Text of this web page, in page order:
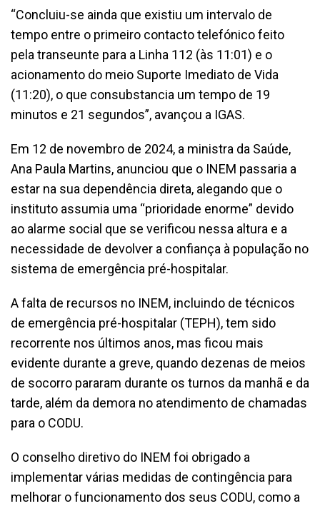
“Concluiu-se ainda que existiu um intervalo de
tempo entre o primeiro contacto telefónico feito
pela transeunte para a Linha 112 (às 11:01) e o
acionamento do meio Suporte Imediato de Vida
(11:20), o que consubstancia um tempo de 19
minutos e 21 segundos”, avançou a IGAS.
Em 12 de novembro de 2024, a ministra da Saúde,
Ana Paula Martins, anunciou que o INEM passaria a
estar na sua dependência direta, alegando que o
instituto assumia uma “prioridade enorme” devido
ao alarme social que se verificou nessa altura e a
necessidade de devolver a confiança à população no
sistema de emergência pré-hospitalar.
A falta de recursos no INEM, incluindo de técnicos
de emergência pré-hospitalar (TEPH), tem sido
recorrente nos últimos anos, mas ficou mais
evidente durante a greve, quando dezenas de meios
de socorro pararam durante os turnos da manhã e da
tarde, além da demora no atendimento de chamadas
para o CODU.
O conselho diretivo do INEM foi obrigado a
implementar várias medidas de contingência para
melhorar o funcionamento dos seus CODU, como a